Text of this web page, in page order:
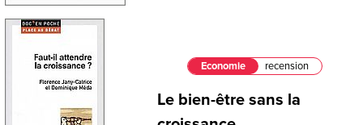
Economie recension
Le bien-être sans la